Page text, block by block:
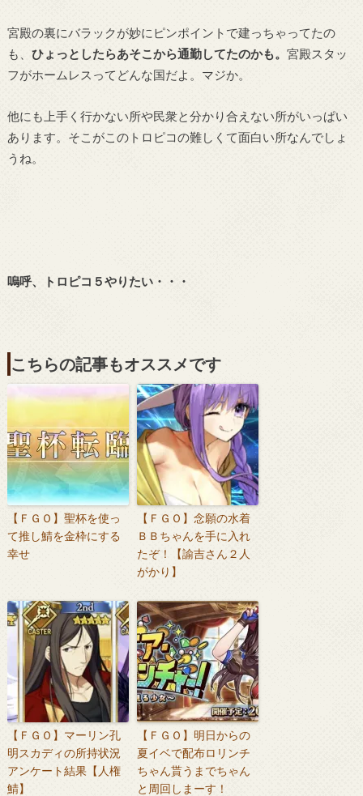
宮殿の裏にバラックが妙にピンポイントで建っちゃってたの
も、 ひょっとしたらあそこから通勤してたのかも。 宮殿スタッ
フがホームレスってどんな国だよ。マジか。
他にも上手く行かない所や民衆と分かり合えない所がいっぱい
あります。そこがこのトロピコの難しくて面白い所なんでしょ
うね。
嗚呼、トロピコ５やりたい・・・
こちらの記事もオススメです
【ＦＧＯ】聖杯を使っ
て推し鯖を金枠にする
幸せ
【ＦＧＯ】念願の水着
ＢＢちゃんを手に入れ
たぞ！【諭吉さん２人
がかり】
【ＦＧＯ】マーリン孔
明スカディの所持状況
アンケート結果【人権
鯖】
【ＦＧＯ】明日からの
夏イベで配布ロリンチ
ちゃん貰うまでちゃん
と周回しまーす！